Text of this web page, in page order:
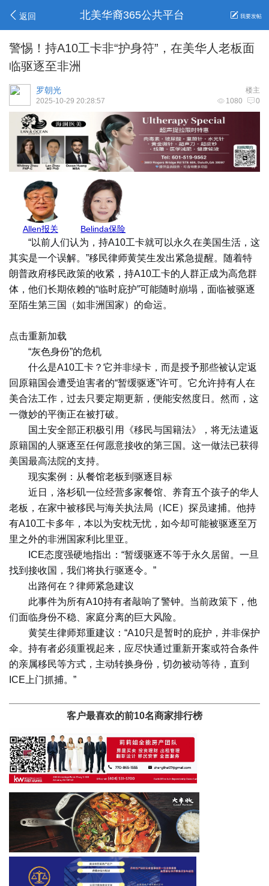
返回 北美华裔365公共平台 我要发帖
警惕！持A10工卡非“护身符”，在美华人老板面
临驱逐至非洲
楼主
罗朝光
1080 0
2025-10-29 20:28:57
心家地产 莉莉姐 Max Pest
“以前人们认为，持A10工卡就可以永久在美国生活，这
其实是一个误解。”移民律师黄笑生发出紧急提醒。随着特
朗普政府移民政策的收紧，持A10工卡的人群正成为高危群
体，他们长期依赖的“临时庇护”可能随时崩塌，面临被驱逐
至陌生第三国（如非洲国家）的命运。
点击重新加载
“灰色身份”的危机
什么是A10工卡？它并非绿卡，而是授予那些被认定返
回原籍国会遭受迫害者的“暂缓驱逐”许可。它允许持有人在
美合法工作，过去只要定期更新，便能安然度日。然而，这
一微妙的平衡正在被打破。
国土安全部正积极引用《移民与国籍法》，将无法遣返
原籍国的人驱逐至任何愿意接收的第三国。这一做法已获得
美国最高法院的支持。
现实案例：从餐馆老板到驱逐目标
近日，洛杉矶一位经营多家餐馆、养育五个孩子的华人
老板，在家中被移民与海关执法局（ICE）探员逮捕。他持
有A10工卡多年，本以为安枕无忧，如今却可能被驱逐至万
里之外的非洲国家利比里亚。
ICE态度强硬地指出：“暂缓驱逐不等于永久居留。一旦
找到接收国，我们将执行驱逐令。”
出路何在？律师紧急建议
此事件为所有A10持有者敲响了警钟。当前政策下，他
们面临身份不稳、家庭分离的巨大风险。
黄笑生律师郑重建议：“A10只是暂时的庇护，并非保护
伞。持有者必须重视起来，应尽快通过重新开案或符合条件
的亲属移民等方式，主动转换身份，切勿被动等待，直到
ICE上门抓捕。”
客户最喜欢的前10名商家排行榜